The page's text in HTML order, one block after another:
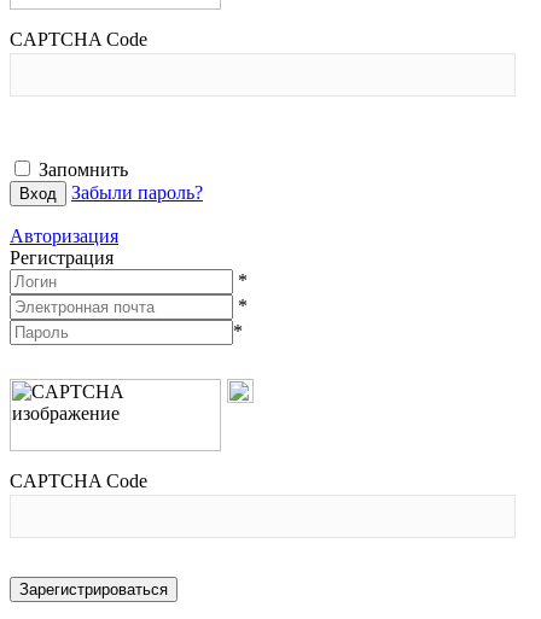
CAPTCHA Code
Запомнить
Забыли пароль?
Авторизация
Регистрация
*
*
*
CAPTCHA Code